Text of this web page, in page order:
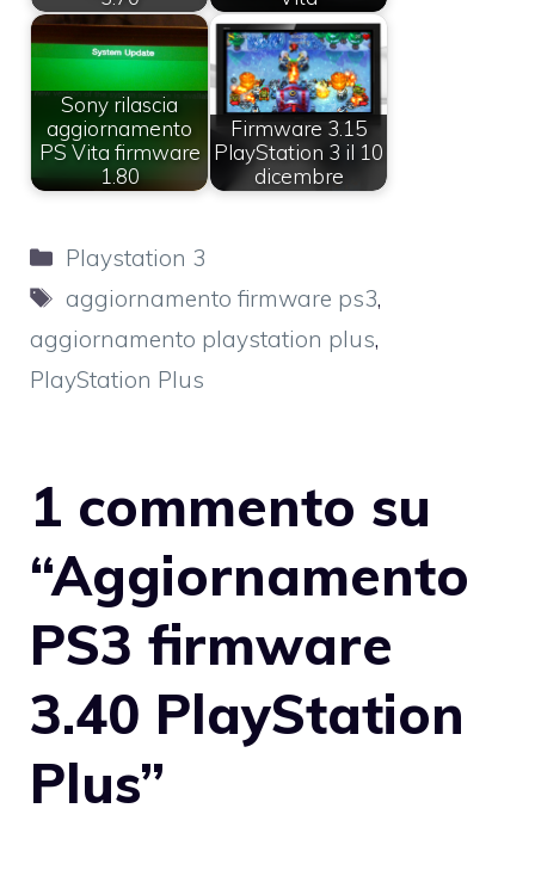
Sony rilascia
aggiornamento
PS Vita firmware
1.80
Firmware 3.15
PlayStation 3 il 10
dicembre
Categorie
Playstation 3
Tag
aggiornamento firmware ps3,
aggiornamento playstation plus,
PlayStation Plus
1 commento su
“Aggiornamento
PS3 firmware
3.40 PlayStation
Plus”